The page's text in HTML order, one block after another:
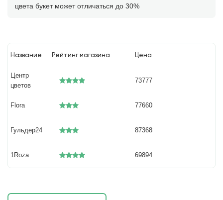
цвета букет может отличаться до 30%
Название Рейтинг магазина Цена
Центр
цветов
73777
Flora 77660
Гульдер24 87368
1Roza 69894